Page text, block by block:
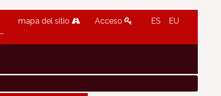
mapa del sitio Acceso ES EU